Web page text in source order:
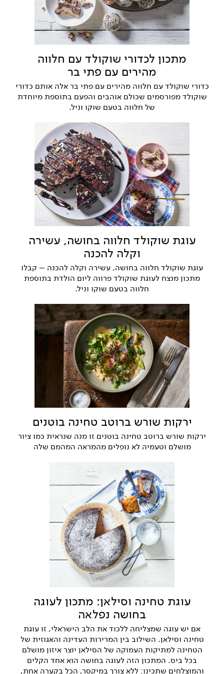
מתכון לכדורי שוקולד עם חלווה
מהירים עם פתי בר
כדורי שוקולד עם חלווה מהירים עם פתי בר אלה אותם כדורי
שוקולד מפורסמים שכולם אוהבים והפעם בתוספת מיוחדת
של חלווה בטעם שוקו וניל.
עוגת שוקולד חלווה בחושה, עשירה
וקלה להכנה
עוגת שוקולד חלווה בחושה, עשירה וקלה להכנה – קבלו
מתכון מנצח לעוגת שוקולד פרווה ליום הולדת בתוספת
חלווה בטעם שוקו וניל.
ירקות שורש ברוטב טחינה בוטנים
ירקות שורש ברוטב טחינה בוטנים זו מנה שנראית כמו ציור
מושלם וטעמיה לא נופלים מהמראה המהמם שלה
עוגת טחינה וסילאן: מתכון לעוגה
בחושה נפלאה
אם יש עוגה שמצליחה ללכוד את הלב הישראלי, זו עוגת
טחינה וסילאן. השילוב בין המרירות העדינה והאגוזית של
הטחינה למתיקות העמוקה של הסילאן יוצר איזון מושלם
בכל ביס. המתכון הזה לעוגה בחושה הוא אחד הקלים
והמוצלחים שתכינו: ללא צורך במיקסר, הכל בקערה אחת,